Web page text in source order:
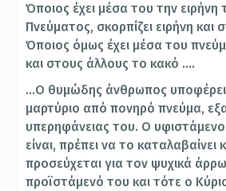
Όποιος έχει μέσα του την ειρήνη
Πνεύματος, σκορπίζει ειρήνη και
Όποιος όμως έχει μέσα του
και στους άλλους το κακό ….
…Ο θυμώδης άνθρωπος υποφέρει
μαρτύριο από πονηρό πνεύμα,
υπερηφάνειας του. Ο
είναι, πρέπει να το καταλαβαίνει
προσεύχεται για τον ψυχικά
προϊστάμενό του και τότε ο